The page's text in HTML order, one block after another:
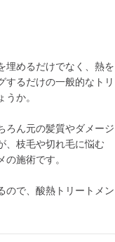
埋めるだけでなく、熱を
するだけの一般的なトリ
か。
ろん元の髪質やダメージ
、枝毛や切れ毛に悩む
施術です。
ので、酸熱トリートメン